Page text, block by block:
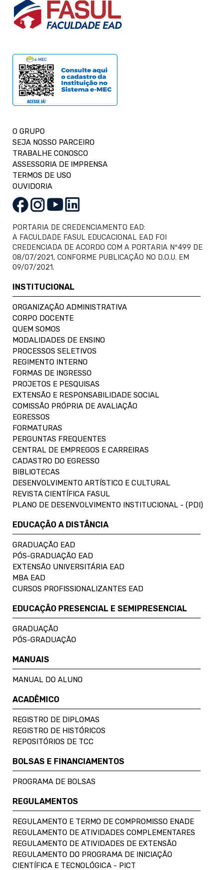
O GRUPO
SEJA NOSSO PARCEIRO
TRABALHE CONOSCO
ASSESSORIA DE IMPRENSA
TERMOS DE USO
OUVIDORIA
PORTARIA DE CREDENCIAMENTO EAD:
A FACULDADE FASUL EDUCACIONAL EAD FOI
CREDENCIADA DE ACORDO COM A PORTARIA Nº499 DE
08/07/2021, CONFORME PUBLICAÇÃO NO D.O.U. EM
09/07/2021.
INSTITUCIONAL
ORGANIZAÇÃO ADMINISTRATIVA
CORPO DOCENTE
QUEM SOMOS
MODALIDADES DE ENSINO
PROCESSOS SELETIVOS
REGIMENTO INTERNO
FORMAS DE INGRESSO
PROJETOS E PESQUISAS
EXTENSÃO E RESPONSABILIDADE SOCIAL
COMISSÃO PRÓPRIA DE AVALIAÇÃO
EGRESSOS
FORMATURAS
PERGUNTAS FREQUENTES
CENTRAL DE EMPREGOS E CARREIRAS
CADASTRO DO EGRESSO
BIBLIOTECAS
DESENVOLVIMENTO ARTÍSTICO E CULTURAL
REVISTA CIENTÍFICA FASUL
PLANO DE DESENVOLVIMENTO INSTITUCIONAL - (PDI)
EDUCAÇÃO A DISTÂNCIA
GRADUAÇÃO EAD
PÓS-GRADUAÇÃO EAD
EXTENSÃO UNIVERSITÁRIA EAD
MBA EAD
CURSOS PROFISSIONALIZANTES EAD
EDUCAÇÃO PRESENCIAL E SEMIPRESENCIAL
GRADUAÇÃO
PÓS-GRADUAÇÃO
MANUAIS
MANUAL DO ALUNO
ACADÊMICO
REGISTRO DE DIPLOMAS
REGISTRO DE HISTÓRICOS
REPOSITÓRIOS DE TCC
BOLSAS E FINANCIAMENTOS
PROGRAMA DE BOLSAS
REGULAMENTOS
REGULAMENTO E TERMO DE COMPROMISSO ENADE
REGULAMENTO DE ATIVIDADES COMPLEMENTARES
REGULAMENTO DE ATIVIDADES DE EXTENSÃO
REGULAMENTO DO PROGRAMA DE INICIAÇÃO
CIENTÍFICA E TECNOLÓGICA - PICT